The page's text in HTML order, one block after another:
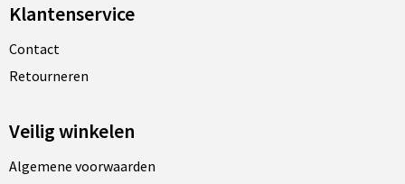
Klantenservice
Contact
Retourneren
Veilig winkelen
Algemene voorwaarden